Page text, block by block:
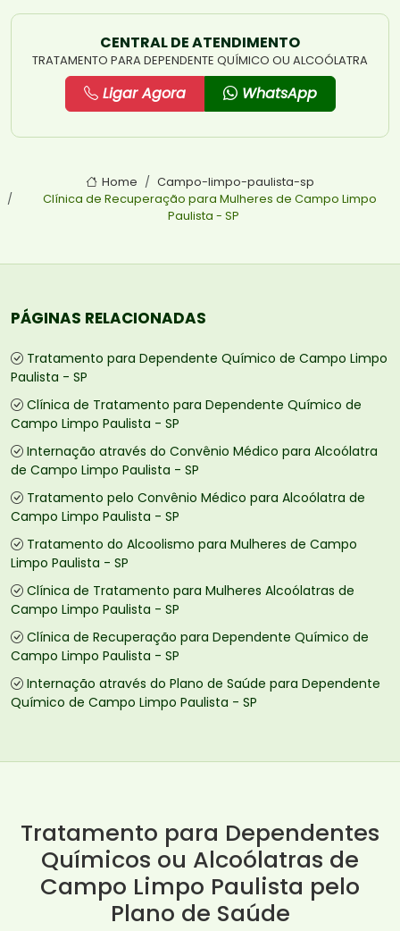
CENTRAL DE ATENDIMENTO
TRATAMENTO PARA DEPENDENTE QUÍMICO OU ALCOÓLATRA
Ligar Agora WhatsApp
Home
Campo-limpo-paulista-sp
Clínica de Recuperação para Mulheres de Campo Limpo
Paulista - SP
PÁGINAS RELACIONADAS
Tratamento para Dependente Químico de Campo Limpo
Paulista - SP
Clínica de Tratamento para Dependente Químico de
Campo Limpo Paulista - SP
Internação através do Convênio Médico para Alcoólatra
de Campo Limpo Paulista - SP
Tratamento pelo Convênio Médico para Alcoólatra de
Campo Limpo Paulista - SP
Tratamento do Alcoolismo para Mulheres de Campo
Limpo Paulista - SP
Clínica de Tratamento para Mulheres Alcoólatras de
Campo Limpo Paulista - SP
Clínica de Recuperação para Dependente Químico de
Campo Limpo Paulista - SP
Internação através do Plano de Saúde para Dependente
Químico de Campo Limpo Paulista - SP
Tratamento para Dependentes
Químicos ou Alcoólatras de
Campo Limpo Paulista pelo
Plano de Saúde